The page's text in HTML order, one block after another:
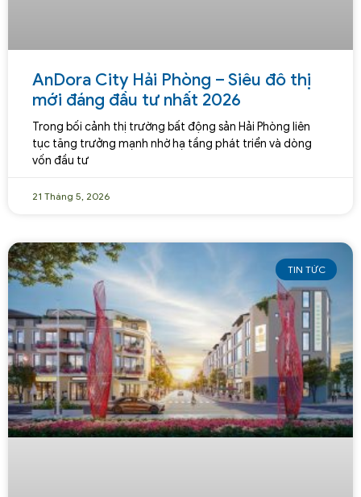
AnDora City Hải Phòng – Siêu đô thị
mới đáng đầu tư nhất 2026
Trong bối cảnh thị trường bất động sản Hải Phòng liên
tục tăng trưởng mạnh nhờ hạ tầng phát triển và dòng
vốn đầu tư
21 Tháng 5, 2026
TIN TỨC